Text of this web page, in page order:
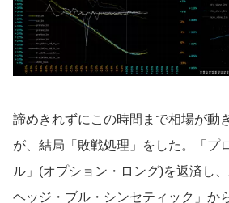
諦めきれずにこの時間まで相場が動
が、結局「敗戦処理」をした。「プ
ル」(オプション・ロング)を返済し
ヘッジ・ブル・シンセティック」か